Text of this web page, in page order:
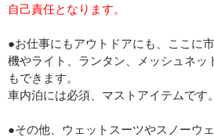
自己責任となります。
●お仕事にもアウトドアにも、ここに
機やライト、ランタン、メッシュネッ
もできます。
車内泊には必須、マストアイテムです。
●その他、ウェットスーツやスノーウ